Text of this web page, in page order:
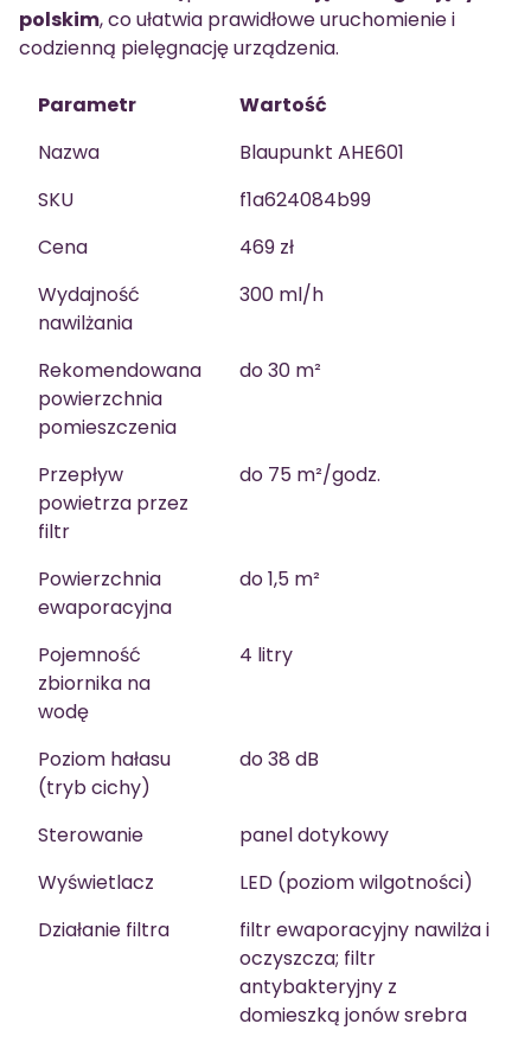
polskim, co ułatwia prawidłowe uruchomienie i
codzienną pielęgnację urządzenia.
Parametr
Wartość
Nazwa
Blaupunkt AHE601
SKU
f1a624084b99
Cena
469 zł
Wydajność
nawilżania
300 ml/h
Rekomendowana
powierzchnia
pomieszczenia
do 30 m²
Przepływ
powietrza przez
filtr
do 75 m²/godz.
Powierzchnia
ewaporacyjna
do 1,5 m²
Pojemność
zbiornika na
wodę
4 litry
Poziom hałasu
(tryb cichy)
do 38 dB
Sterowanie
panel dotykowy
Wyświetlacz
LED (poziom wilgotności)
Działanie filtra
filtr ewaporacyjny nawilża i
oczyszcza; filtr
antybakteryjny z
domieszką jonów srebra